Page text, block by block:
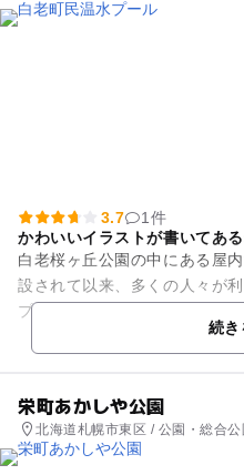
3.7
1件
かわいいイラストが書いてあ
白老桜ヶ丘公園の中にある屋
設されて以来、多くの人々が
プールの他、可愛いイラスト
ルもあり、小さな子連れで...
続き
栄町あかしや公園
北海道札幌市東区 / 公園・総合公